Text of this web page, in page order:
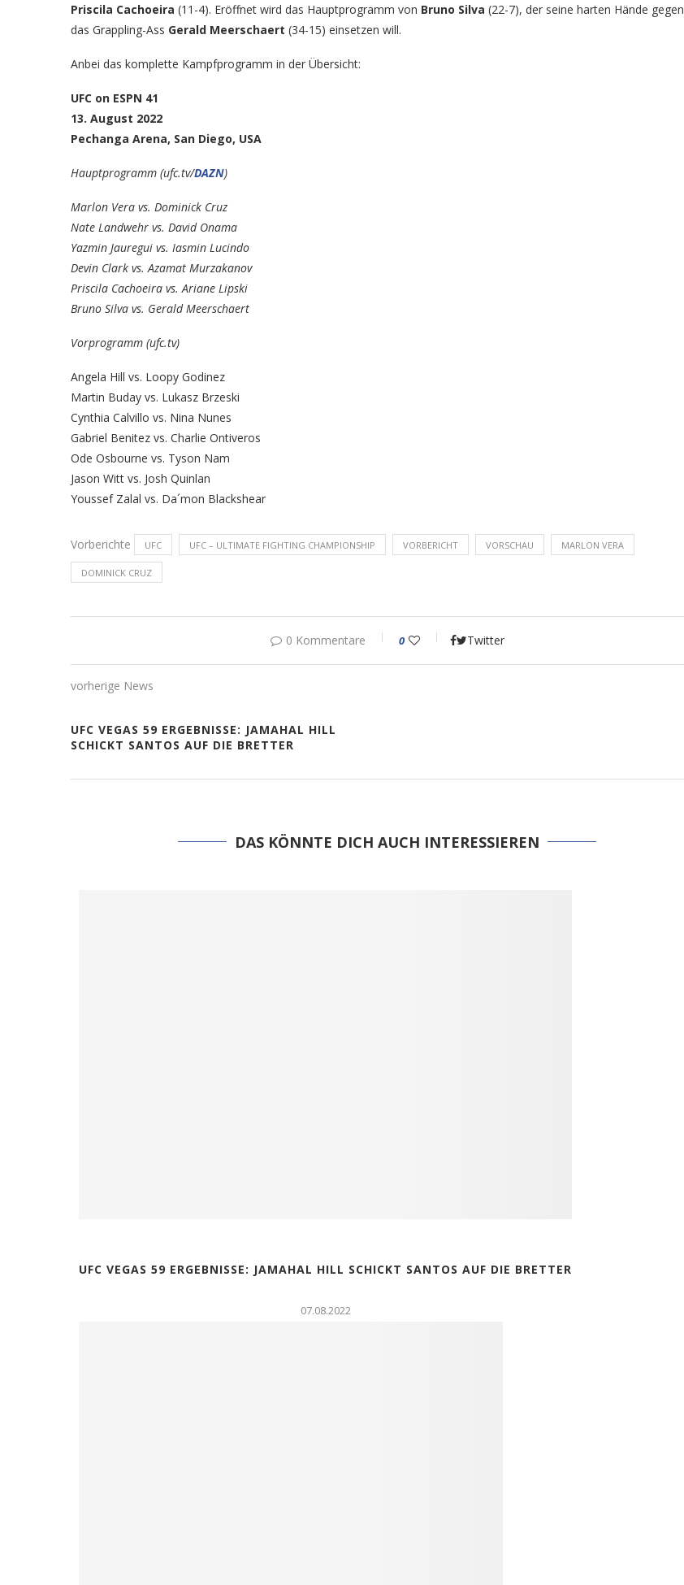
Priscila Cachoeira (11-4). Eröffnet wird das Hauptprogramm von Bruno Silva (22-7), der seine harten Hände gegen
das Grappling-Ass Gerald Meerschaert (34-15) einsetzen will.
Anbei das komplette Kampfprogramm in der Übersicht:
UFC on ESPN 41
13. August 2022
Pechanga Arena, San Diego, USA
Hauptprogramm (ufc.tv/DAZN)
Marlon Vera vs. Dominick Cruz
Nate Landwehr vs. David Onama
Yazmin Jauregui vs. Iasmin Lucindo
Devin Clark vs. Azamat Murzakanov
Priscila Cachoeira vs. Ariane Lipski
Bruno Silva vs. Gerald Meerschaert
Vorprogramm (ufc.tv)
Angela Hill vs. Loopy Godinez
Martin Buday vs. Lukasz Brzeski
Cynthia Calvillo vs. Nina Nunes
Gabriel Benitez vs. Charlie Ontiveros
Ode Osbourne vs. Tyson Nam
Jason Witt vs. Josh Quinlan
Youssef Zalal vs. Da´mon Blackshear
Vorberichte UFC UFC – ULTIMATE FIGHTING CHAMPIONSHIP VORBERICHT VORSCHAU MARLON VERA
DOMINICK CRUZ
0 Kommentare 0 Twitter
vorherige News
UFC VEGAS 59 ERGEBNISSE: JAMAHAL HILL
SCHICKT SANTOS AUF DIE BRETTER
DAS KÖNNTE DICH AUCH INTERESSIEREN
UFC VEGAS 59 ERGEBNISSE: JAMAHAL HILL SCHICKT SANTOS AUF DIE BRETTER
07.08.2022